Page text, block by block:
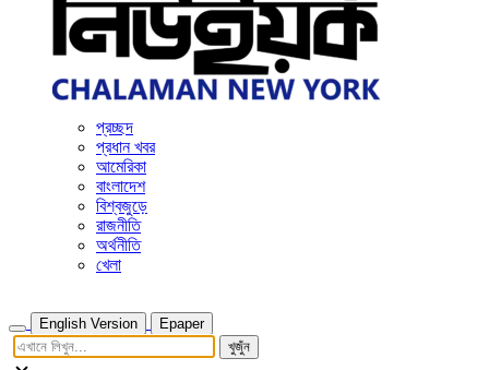
প্রচ্ছদ
প্রধান খবর
আমেরিকা
বাংলাদেশ
বিশ্বজুড়ে
রাজনীতি
অর্থনীতি
খেলা
English Version
Epaper
খুজুঁন